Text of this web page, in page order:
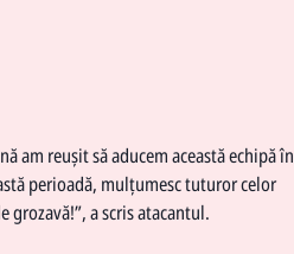
am reușit să aducem această echipă în
perioadă, mulțumesc tuturor celor
grozavă!”, a scris atacantul.